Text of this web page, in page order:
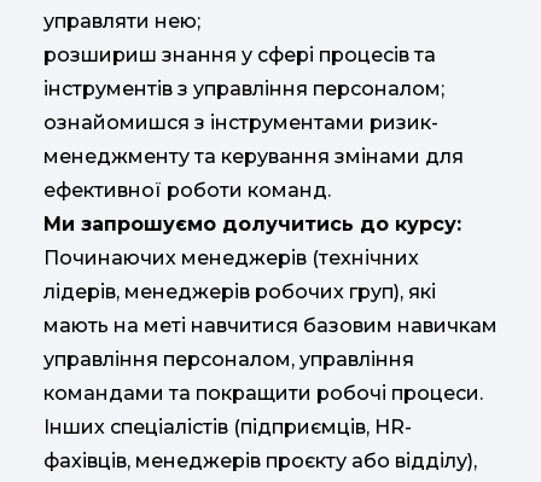
управляти нею;
розшириш знання у сфері процесів та
інструментів з управління персоналом;
ознайомишся з інструментами ризик-
менеджменту та керування змінами для
ефективної роботи команд.
Ми запрошуємо долучитись до курсу:
Починаючих менеджерів (технічних
лідерів, менеджерів робочих груп), які
мають на меті навчитися базовим навичкам
управління персоналом, управління
командами та покращити робочі процеси.
Інших спеціалістів (підприємців, HR-
фахівців, менеджерів проєкту або відділу),